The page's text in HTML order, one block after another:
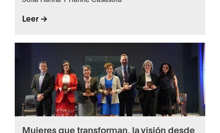
Leer ->
Mujeres que transforman, la visión desde